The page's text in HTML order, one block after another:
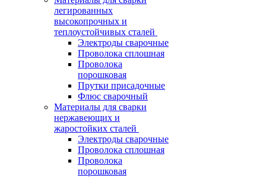
легированных
высокопрочных и
теплоустойчивых сталей
Электроды сварочные
Проволока сплошная
Проволока
порошковая
Прутки присадочные
Флюс сварочный
Материалы для сварки
нержавеющих и
жаростойких сталей
Электроды сварочные
Проволока сплошная
Проволока
порошковая